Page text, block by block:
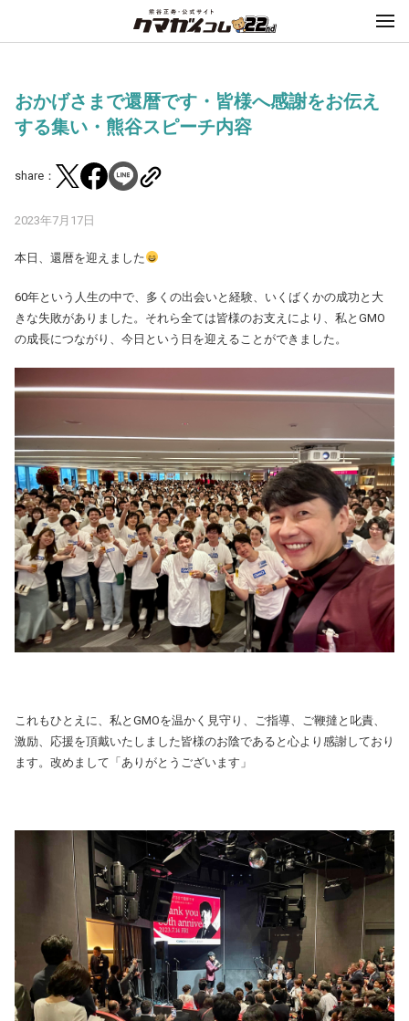
おかげさまで還暦です・皆様へ感謝をお伝え
する集い・熊谷スピーチ内容
share：
2023年7月17日
本日、還暦を迎えました
60年という人生の中で、多くの出会いと経験、いくばくかの成功と大
きな失敗がありました。それら全ては皆様のお支えにより、私とGMO
の成長につながり、今日という日を迎えることができました。
これもひとえに、私とGMOを温かく見守り、ご指導、ご鞭撻と叱責、
激励、応援を頂戴いたしました皆様のお陰であると心より感謝しており
ます。改めまして「ありがとうございます」